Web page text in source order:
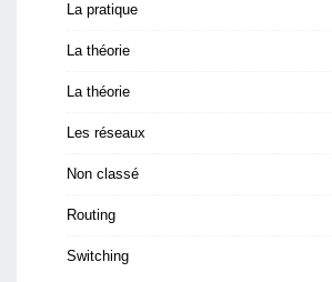
La pratique
La théorie
La théorie
Les réseaux
Non classé
Routing
Switching